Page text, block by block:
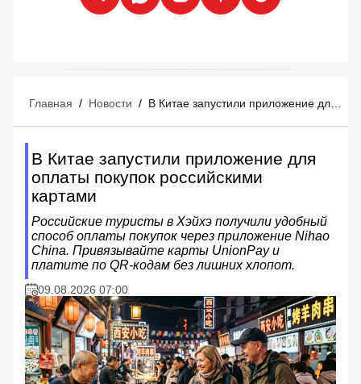
Главная / Новости /
В Китае запустили приложение для
оплаты покупок российскими
картами
Российские туристы в Хэйхэ получили удобный
способ оплаты покупок через приложение Nihao
China. Привязывайте карты UnionPay и
платите по QR-кодам без лишних хлопот.
09.08.2026 07:00